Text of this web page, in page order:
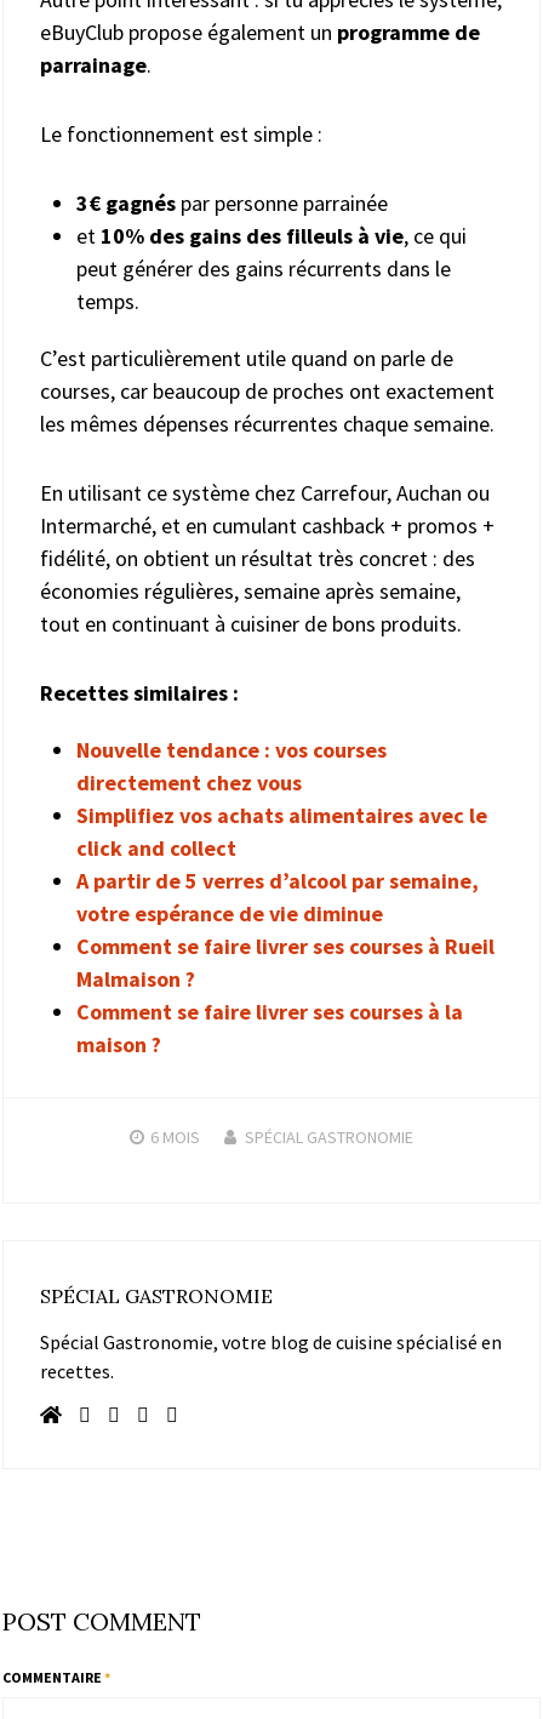
eBuyClub propose également un programme de
parrainage.
Le fonctionnement est simple :
3€ gagnés par personne parrainée
et 10% des gains des filleuls à vie, ce qui
peut générer des gains récurrents dans le
temps.
C’est particulièrement utile quand on parle de
courses, car beaucoup de proches ont exactement
les mêmes dépenses récurrentes chaque semaine.
En utilisant ce système chez Carrefour, Auchan ou
Intermarché, et en cumulant cashback + promos +
fidélité, on obtient un résultat très concret : des
économies régulières, semaine après semaine,
tout en continuant à cuisiner de bons produits.
Recettes similaires :
Nouvelle tendance : vos courses
directement chez vous
Simplifiez vos achats alimentaires avec le
click and collect
A partir de 5 verres d’alcool par semaine,
votre espérance de vie diminue
Comment se faire livrer ses courses à Rueil
Malmaison ?
Comment se faire livrer ses courses à la
maison ?
6 MOIS SPÉCIAL GASTRONOMIE
SPÉCIAL GASTRONOMIE
Spécial Gastronomie, votre blog de cuisine spécialisé en
recettes.
POST COMMENT
COMMENTAIRE *